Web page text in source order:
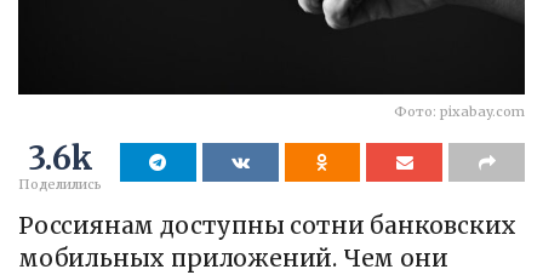
Фото: pixabay.com
3.6k
Поделились
Россиянам доступны сотни банковских
мобильных приложений. Чем они